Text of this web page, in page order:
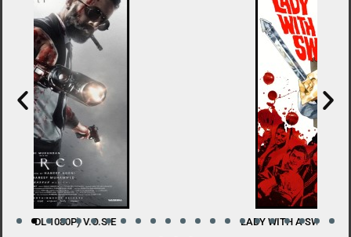
LADY WITH A SWORD (BDRIP 1080P) V.O.S.E